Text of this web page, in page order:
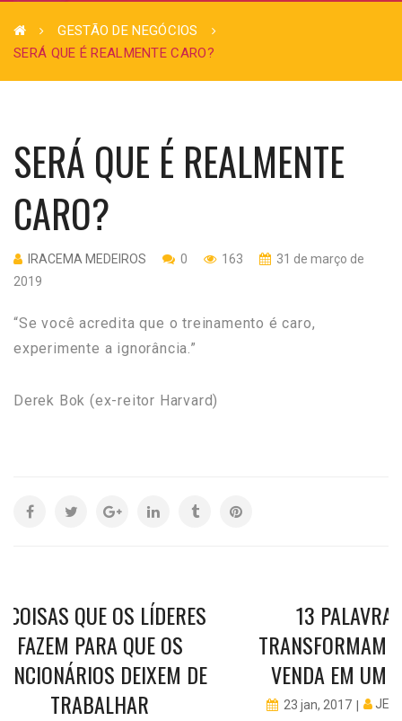
GESTÃO DE NEGÓCIOS
SERÁ QUE É REALMENTE CARO?
SERÁ QUE É REALMENTE
CARO?
IRACEMA MEDEIROS 0 163
31 de março de
2019
“Se você acredita que o treinamento é caro,
experimente a ignorância.”
Derek Bok (ex-reitor Harvard)
COISAS QUE OS LÍDERES
FAZEM PARA QUE OS
DEIXEM DE
TRABALHAR
13
TRANSFORMAM
VENDA EM UM
23 jan, 2017